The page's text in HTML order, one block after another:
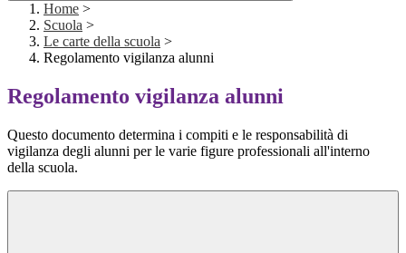
Home >
Scuola >
Le carte della scuola >
Regolamento vigilanza alunni
Regolamento vigilanza alunni
Questo documento determina i compiti e le responsabilità di
vigilanza degli alunni per le varie figure professionali all'interno
della scuola.